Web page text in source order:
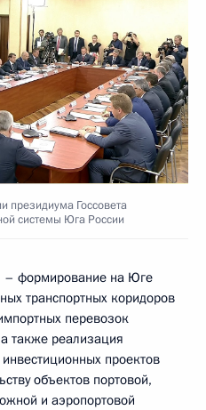
президиума Госсовета
системы Юга России
– формирование на Юге
транспортных коридоров
перевозок
также реализация
проектов
объектов портовой,
и аэропортовой